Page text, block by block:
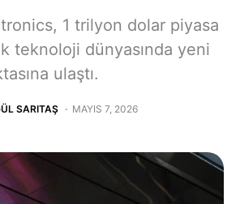
1 trilyon dolar piyasa
teknoloji dünyasında yeni
ulaştı.
SARITAŞ MAYIS 7, 2026